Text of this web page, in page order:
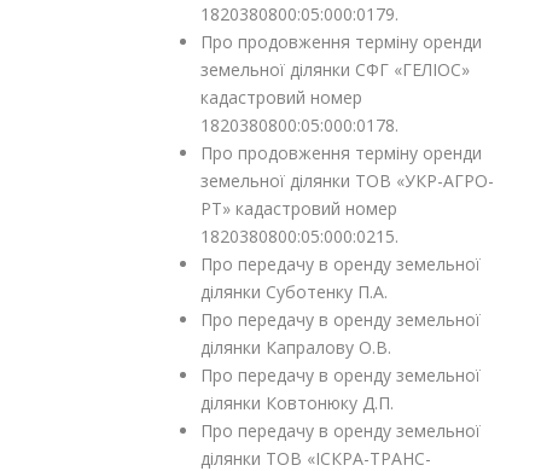
1820380800:05:000:0179.
Про продовження терміну оренди
земельної ділянки СФГ «ГЕЛІОС»
кадастровий номер
1820380800:05:000:0178.
Про продовження терміну оренди
земельної ділянки ТОВ «УКР-АГРО-
РТ» кадастровий номер
1820380800:05:000:0215.
Про передачу в оренду земельної
ділянки Суботенку П.А.
Про передачу в оренду земельної
ділянки Капралову О.В.
Про передачу в оренду земельної
ділянки Ковтонюку Д.П.
Про передачу в оренду земельної
ділянки ТОВ «ІСКРА-ТРАНС-